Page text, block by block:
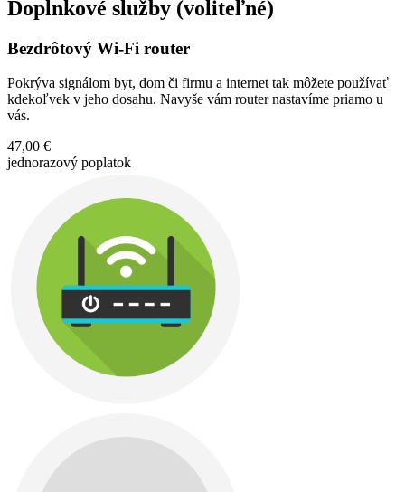
Doplnkové služby (voliteľné)
Bezdrôtový Wi-Fi router
Pokrýva signálom byt, dom či firmu a internet tak môžete používať
kdekoľvek v jeho dosahu. Navyše vám router nastavíme priamo u
vás.
47,00 €
jednorazový poplatok